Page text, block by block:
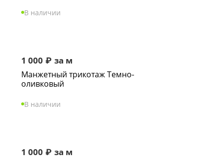
В наличии
1 000 ₽ за м
Манжетный трикотаж Темно-
оливковый
В наличии
1 000 ₽ за м